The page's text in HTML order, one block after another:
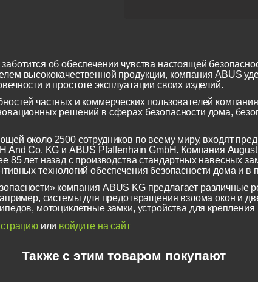
об обеспечении чувства настоящей
высококачественной продукции, компания ABUS
и простоте эксплуатации своих изделий.
частных и коммерческих пользователей
решений в сферах безопасности дома,
около 2500 сотрудников по всему миру, входят
And Co. KG и ABUS Pfaffenhain GmbH. Компания
85 лет назад с производства стандартных навесных
технологий обеспечения безопасности дома и в
компания ABUS KG предлагает различные
системы для предотвращения взлома окон и
мотоциклетные замки, устройства для крепления
или войдите на сайт
Также с этим товаром покупают